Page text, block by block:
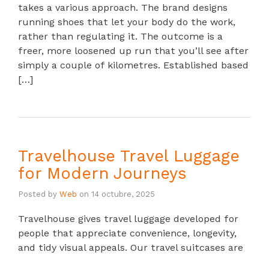
takes a various approach. The brand designs
running shoes that let your body do the work,
rather than regulating it. The outcome is a
freer, more loosened up run that you’ll see after
simply a couple of kilometres. Established based
[…]
Travelhouse Travel Luggage
for Modern Journeys
Posted by Web on 14 octubre, 2025
Travelhouse gives travel luggage developed for
people that appreciate convenience, longevity,
and tidy visual appeals. Our travel suitcases are